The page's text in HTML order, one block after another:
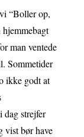
“Boller op,
man ventede
Sommetider
ikke godt at
dag strejfer
vist bør have